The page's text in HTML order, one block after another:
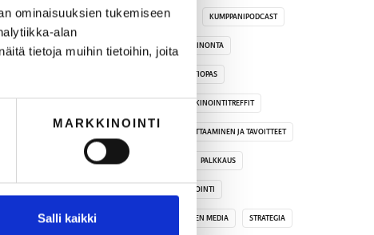
ominaisuuksien tukemiseen
alan
tietoja muihin tietoihin, joita
MARKKINOINTI
Salli kaikki
KRIISIVIESTINTÄ KUMPPANIBLOGI KUMPPANIPODCAST
LAINSÄÄDÄNTÖ LUOVUUS MAINONTA
MARKKINOINTIOPAS
MARKKINOINTITREFFIT
MITTAAMINEN JA TAVOITTEET
MYYNTI PALKKAUS
REKRYTOINTI
SISÄLTÖMARKKINOINTI SOSIAALINEN MEDIA STRATEGIA